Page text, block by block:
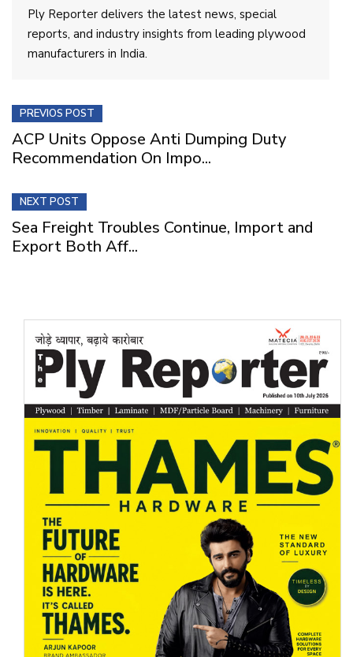
Ply Reporter delivers the latest news, special
reports, and industry insights from leading plywood
manufacturers in India.
PREVIOS POST
ACP Units Oppose Anti Dumping Duty
Recommendation On Impo...
NEXT POST
Sea Freight Troubles Continue, Import and
Export Both Aff...